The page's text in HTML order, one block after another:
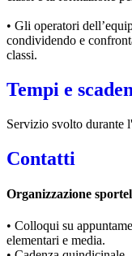
• Gli operatori
condividendo e
classi.
Tempi e
Servizio svolto durante
Contatti
Organizzazione
• Colloqui su
elementari e media.